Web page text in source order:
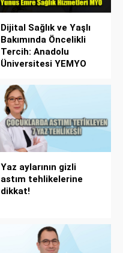
Dijital Sağlık ve Yaşlı
Bakımında Öncelikli
Tercih: Anadolu
Üniversitesi YEMYO
Yaz aylarının gizli
astım tehlikelerine
dikkat!